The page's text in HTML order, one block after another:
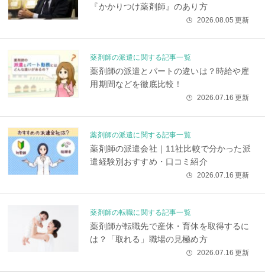
『かかりつけ薬剤師』のあり方
🕒 2026.08.05 更新
薬剤師の派遣に関する記事一覧
薬剤師の派遣とパートの違いは？時給や雇
用期間などを徹底比較！
🕒 2026.07.16 更新
薬剤師の派遣に関する記事一覧
薬剤師の派遣会社｜11社比較で分かった派
遣経験別おすすめ・口コミ紹介
🕒 2026.07.16 更新
薬剤師の転職に関する記事一覧
薬剤師が転職先で産休・育休を取得するに
は？「取れる」職場の見極め方
🕒 2026.07.16 更新